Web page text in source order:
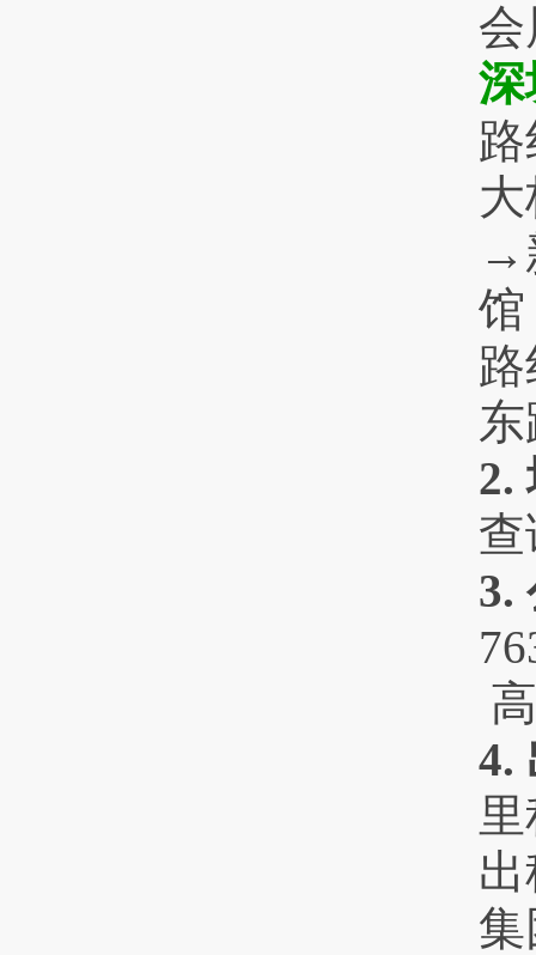
→
馆
2.
查
3.
4.